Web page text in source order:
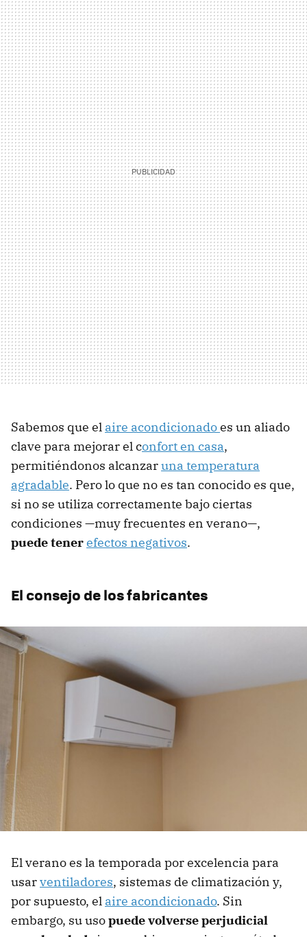
Sabemos que el aire acondicionadoes un aliado
clave para mejorar el confort en casa,
permitiéndonos alcanzaruna temperatura
agradable. Pero lo que no es tan conocido es que,
si no se utiliza correctamente bajo ciertas
condiciones —muy frecuentes en verano—,
puede tenerefectos negativos.
El consejo de los fabricantes
El verano es la temporada por excelencia para
usarventiladores, sistemas de climatización y,
por supuesto, el aire acondicionado. Sin
embargo, su usopuede volverse perjudicial